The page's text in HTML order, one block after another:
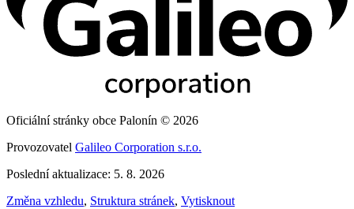
Oficiální stránky obce Palonín © 2026
Provozovatel Galileo Corporation s.r.o.
Poslední aktualizace: 5. 8. 2026
Změna vzhledu, Struktura stránek, Vytisknout